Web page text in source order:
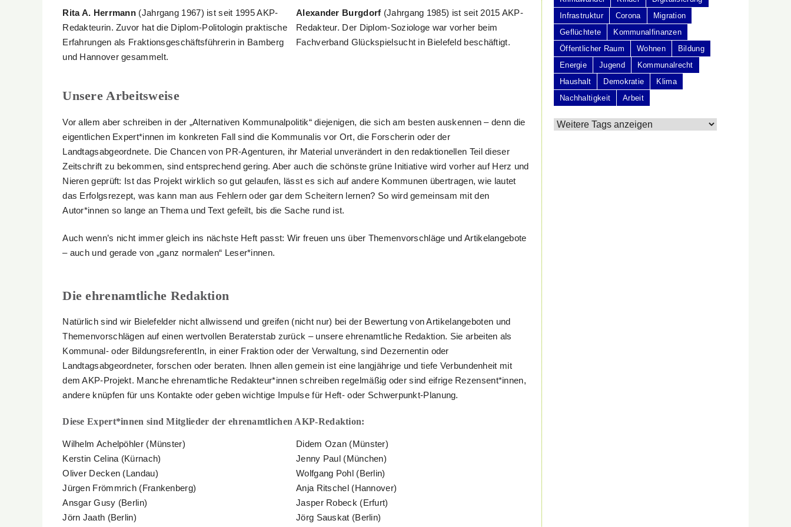
Rita A. Herrmann (Jahrgang 1967) ist seit 1995 AKP-
Redakteurin. Zuvor hat die Diplom-Politologin praktische
Erfahrungen als Fraktionsgeschäftsführerin in Bamberg
und Hannover gesammelt.
Alexander Burgdorf (Jahrgang 1985) ist seit 2015 AKP-
Redakteur. Der Diplom-Soziologe war vorher beim
Fachverband Glückspielsucht in Bielefeld beschäftigt.
Unsere Arbeitsweise
Vor allem aber schreiben in der „Alternativen Kommunalpolitik“ diejenigen, die sich am besten auskennen – denn die
eigentlichen Expert*innen im konkreten Fall sind die Kommunalis vor Ort, die Forscherin oder der
Landtagsabgeordnete. Die Chancen von PR-Agenturen, ihr Material unverändert in den redaktionellen Teil dieser
Zeitschrift zu bekommen, sind entsprechend gering. Aber auch die schönste grüne Initiative wird vorher auf Herz und
Nieren geprüft: Ist das Projekt wirklich so gut gelaufen, lässt es sich auf andere Kommunen übertragen, wie lautet
das Erfolgsrezept, was kann man aus Fehlern oder gar dem Scheitern lernen? So wird gemeinsam mit den
Autor*innen so lange an Thema und Text gefeilt, bis die Sache rund ist.
Auch wenn’s nicht immer gleich ins nächste Heft passt: Wir freuen uns über Themenvorschläge und Artikelangebote
– auch und gerade von „ganz normalen“ Leser*innen.
Die ehrenamtliche Redaktion
Natürlich sind wir Bielefelder nicht allwissend und greifen (nicht nur) bei der Bewertung von Artikelangeboten und
Themenvorschlägen auf einen wertvollen Beraterstab zurück – unsere ehrenamtliche Redaktion. Sie arbeiten als
Kommunal- oder BildungsreferentIn, in einer Fraktion oder der Verwaltung, sind Dezernentin oder
Landtagsabgeordneter, forschen oder beraten. Ihnen allen gemein ist eine langjährige und tiefe Verbundenheit mit
dem AKP-Projekt. Manche ehrenamtliche Redakteur*innen schreiben regelmäßig oder sind eifrige Rezensent*innen,
andere knüpfen für uns Kontakte oder geben wichtige Impulse für Heft- oder Schwerpunkt-Planung.
Diese Expert*innen sind Mitglieder der ehrenamtlichen AKP-Redaktion:
Wilhelm Achelpöhler (Münster)
Kerstin Celina (Kürnach)
Oliver Decken (Landau)
Jürgen Frömmrich (Frankenberg)
Ansgar Gusy (Berlin)
Jörn Jaath (Berlin)
Didem Ozan (Münster)
Jenny Paul (München)
Wolfgang Pohl (Berlin)
Anja Ritschel (Hannover)
Jasper Robeck (Erfurt)
Jörg Sauskat (Berlin)
Infrastruktur
Corona
Migration
Geflüchtete
Kommunalfinanzen
Öffentlicher Raum
Wohnen
Bildung
Energie
Jugend
Kommunalrecht
Haushalt
Demokratie
Klima
Nachhaltigkeit
Arbeit